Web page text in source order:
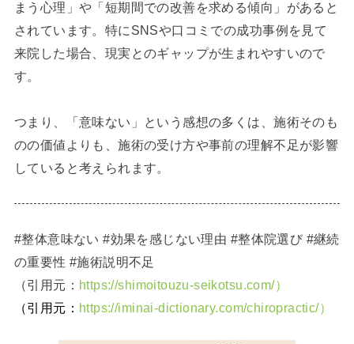
まう心理」や「短期間での改善を求める傾向」があると
されています。特にSNSや口コミでの成功事例を見て
来院した場合、現実とのギャップが生まれやすいので
す。
つまり、「意味ない」という感想の多くは、施術そのも
のの価値よりも、施術の受け方や事前の理解不足が影響
していると考えられます。
#整体意味ない #効果を感じない理由 #整体院選び #継続
の重要性 #施術説明不足
（引用元： https://shimoitouzu-seikotsu.com/）
（引用元： https://iminai-dictionary.com/chiropractic/）